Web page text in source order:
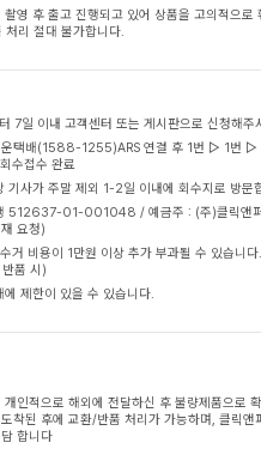
영 후 출고 진행되고 있어 상품을 고의적으로
리 절대 불가합니다.
7일 이내 고객센터 또는 게시판으로 신청해주
운택배(1588-1255)ARS 연결 후 1번 ▷ 1번 ▷
수접수 완료
기사가 주말 제외 1-2일 이내에 회수지로 방문
512637-01-001048 / 예금주 : (주)클릭앤
요청)
거 비용이 1만원 이상 추가 부과될 수 있습니
품 시)
제한이 있을 수 있습니다.
인적으로 해외에 전달하신 후 불량제품으로
착된 후에 교환/반품 처리가 가능하며, 클릭앤
합니다